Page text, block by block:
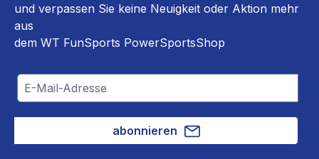
und verpassen Sie keine Neuigkeit oder Aktion mehr
aus
dem WT FunSports PowerSportsShop
abonnieren